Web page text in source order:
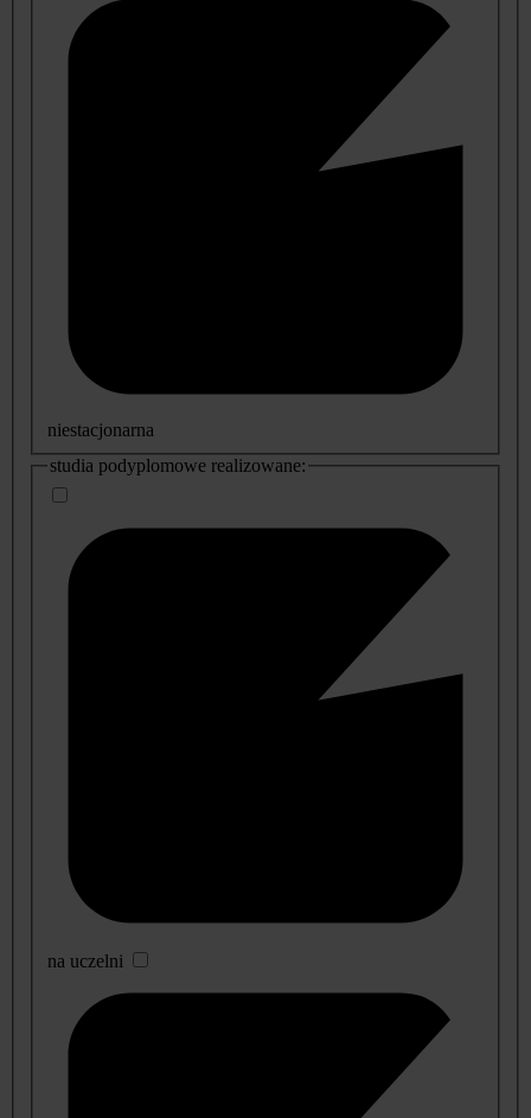
niestacjonarna
studia podyplomowe realizowane:
na uczelni